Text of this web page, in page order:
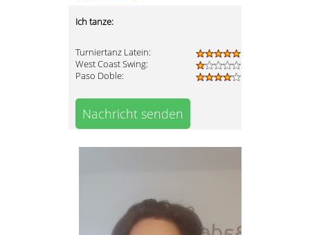
Ich tanze:
Turniertanz Latein:
West Coast Swing:
Paso Doble:
Nachricht senden